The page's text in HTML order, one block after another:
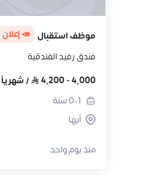
موظف استقبال 📣 إعلان
فندق رفيد الفندقية
4,000
-
4,200
/ شهرياً
0-1سنة
أبها
منذ يوم واحد